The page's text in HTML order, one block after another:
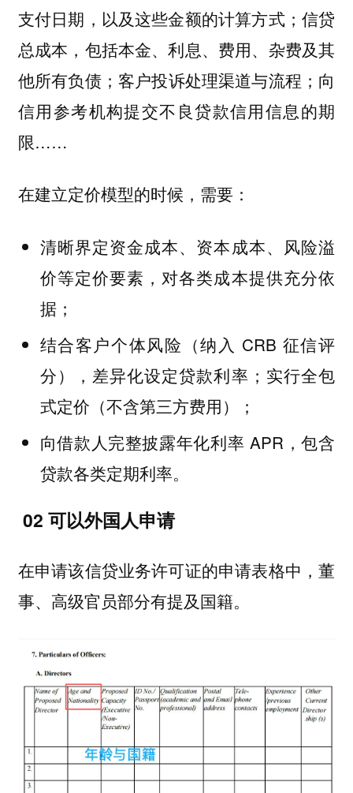
支付日期，以及这些金额的计算方式；信贷
总成本，包括本金、利息、费用、杂费及其
他所有负债；客户投诉处理渠道与流程；向
信用参考机构提交不良贷款信用信息的期
限……
在建立定价模型的时候，需要：
清晰界定资金成本、资本成本、风险溢
价等定价要素，对各类成本提供充分依
据；
结合客户个体风险（纳入 CRB 征信评
分），差异化设定贷款利率；实行全包
式定价（不含第三方费用）；
向借款人完整披露年化利率 APR，包含
贷款各类定期利率。
02 可以外国人申请
在申请该信贷业务许可证的申请表格中，董
事、高级官员部分有提及国籍。